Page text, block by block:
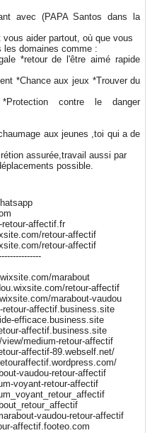
avec (PAPA Santos dans la
aider partout, où que vous
domaines comme :
*retour de l'être aimé rapide
*Chance aux jeux *Trouver du
contre le danger
aux jeunes ,toi qui a de
assurée,travail aussi par
possible.
affectif.fr
retour-affectif
retour-affectif
marabout
retour-affectif
marabout-vaudou
affectif.business.site
efficace.business.site
affectif.business.site
medium-retour-affectif
affectif-89.webself.net/
vaudou-retour-affectif
voyant-retour-affectif
vaudou-retour-affectif
affectif.footeo.com